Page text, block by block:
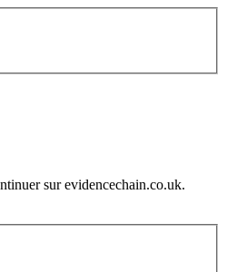
sur evidencechain.co.uk.